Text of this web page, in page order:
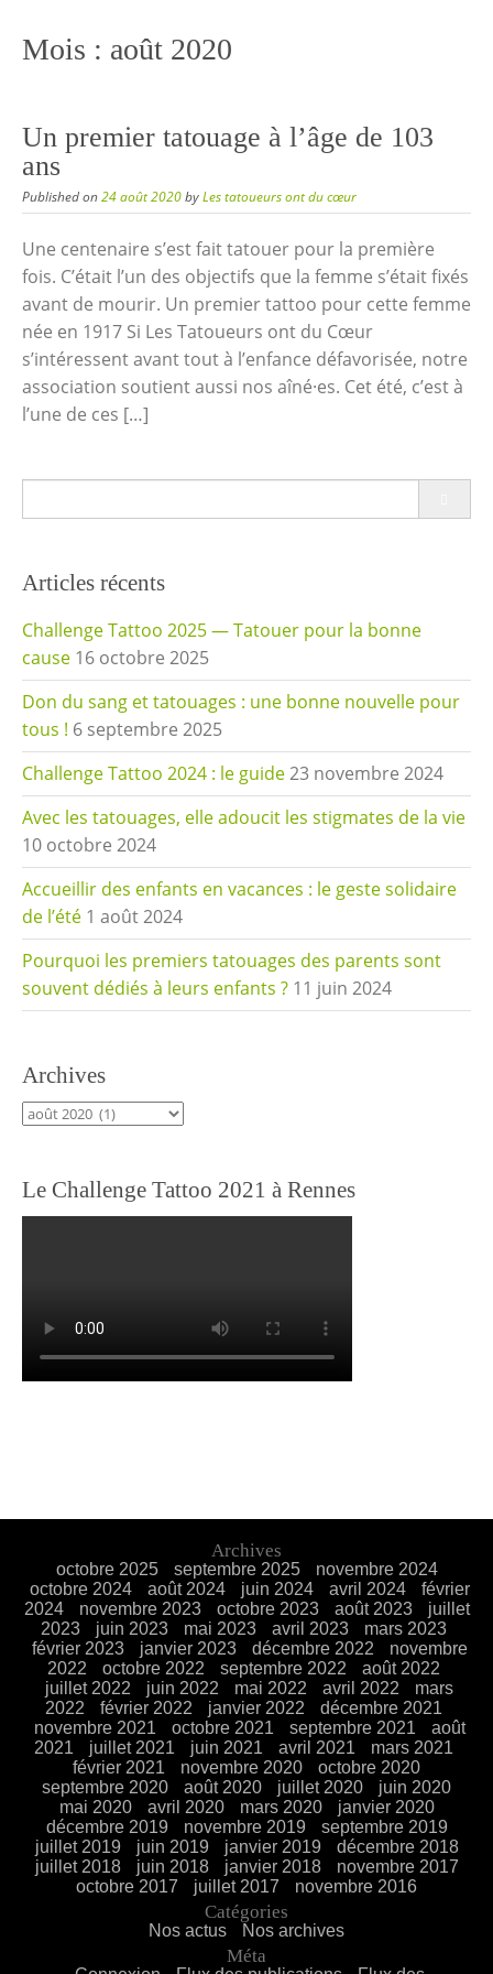
Mois : août 2020
Un premier tatouage à l’âge de 103
ans
Published on24 août 2020byLes tatoueurs ont du cœur
Une centenaire s’est fait tatouer pour la première
fois. C’était l’un des objectifs que la femme s’était fixés
avant de mourir. Un premier tattoo pour cette femme
née en 1917 Si Les Tatoueurs ont du Cœur
s’intéressent avant tout à l’enfance défavorisée, notre
association soutient aussi nos aîné·es. Cet été, c’est à
l’une de ces […]
Articles récents
Challenge Tattoo 2025 — Tatouer pour la bonne
cause 16 octobre 2025
Don du sang et tatouages : une bonne nouvelle pour
tous ! 6 septembre 2025
Challenge Tattoo 2024 : le guide23 novembre 2024
Avec les tatouages, elle adoucit les stigmates de la vie
10 octobre 2024
Accueillir des enfants en vacances : le geste solidaire
de l’été 1 août 2024
Pourquoi les premiers tatouages des parents sont
souvent dédiés à leurs enfants ? 11 juin 2024
Archives
Archives
Le Challenge Tattoo 2021 à Rennes
Archives
octobre 2025 septembre 2025
novembre 2024
octobre 2024
août 2024 juin 2024 avril 2024
février
2024
novembre 2023 octobre 2023 août 2023
juillet
2023
juin 2023 mai 2023 avril 2023
mars 2023
février 2023
janvier 2023 décembre 2022
novembre
2022
octobre 2022 septembre 2022
août 2022
juillet 2022
juin 2022 mai 2022 avril 2022
mars
2022
février 2022 janvier 2022
décembre 2021
novembre 2021
octobre 2021 septembre 2021
août
2021
juillet 2021 juin 2021 avril 2021
mars 2021
février 2021
novembre 2020
octobre 2020
septembre 2020
août 2020 juillet 2020
juin 2020
mai 2020
avril 2020 mars 2020
janvier 2020
décembre 2019
novembre 2019
septembre 2019
juillet 2019
juin 2019 janvier 2019
décembre 2018
juillet 2018
juin 2018 janvier 2018
novembre 2017
octobre 2017
juillet 2017 novembre 2016
Catégories
Nos actus Nos archives
Méta